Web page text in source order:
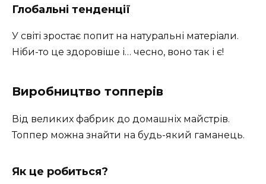
Глобальні тенденції
У світі зростає попит на натуральні матеріали.
Ніби-то це здоровіше і… чесно, воно так і є!
Виробництво топперів
Від великих фабрик до домашніх майстрів.
Топпер можна знайти на будь-який гаманець.
Як це робиться?